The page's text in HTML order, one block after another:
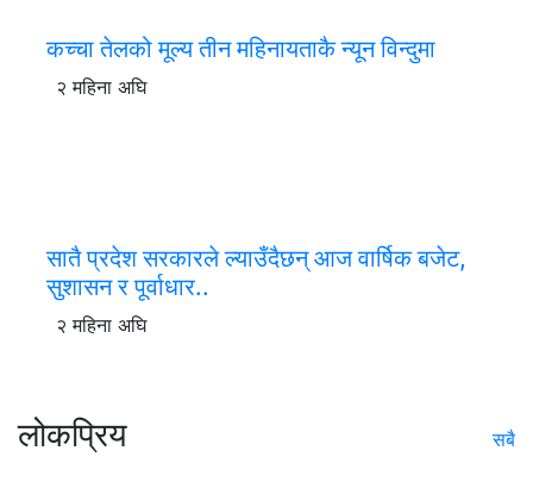
कच्चा तेलको मूल्य तीन महिनायताकै न्यून विन्दुमा
२ महिना अघि
सातै प्रदेश सरकारले ल्याउँदैछन् आज वार्षिक बजेट,
सुशासन र पूर्वाधार..
२ महिना अघि
लोकप्रिय सबै